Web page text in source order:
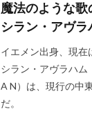
魔法のような
シラン・アヴラ
イエメン出身、現
シラン・アヴラハム
A N）は、現行の中
だ。